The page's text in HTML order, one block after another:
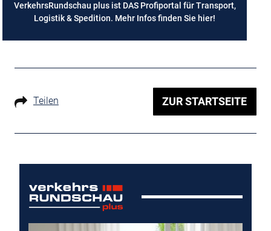
VerkehrsRundschau plus ist DAS Profiportal für Transport,
Logistik & Spedition. Mehr Infos finden Sie hier!
Teilen ZUR STARTSEITE